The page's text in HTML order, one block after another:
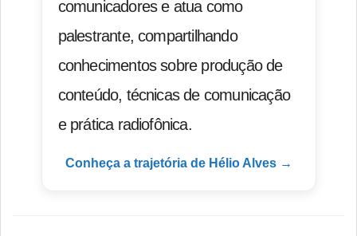
comunicadores e atua como
palestrante, compartilhando
conhecimentos sobre produção de
conteúdo, técnicas de comunicação
e prática radiofônica.
Conheça a trajetória de Hélio Alves →